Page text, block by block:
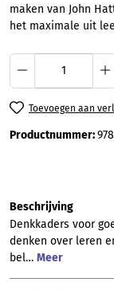
maken van John
het maximale uit
Toevoegen aan
Productnummer:
Beschrijving
Denkkaders voor
denken over leren
bel… Meer